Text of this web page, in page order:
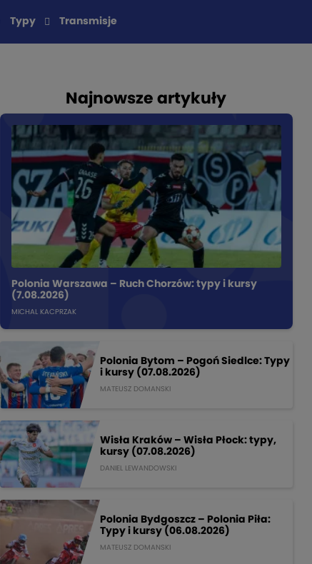
Typy Transmisje
Najnowsze artykuły
Polonia Warszawa – Ruch Chorzów: typy i kursy
(7.08.2026)
MICHAL KACPRZAK
Polonia Bytom – Pogoń Siedlce: Typy
i kursy (07.08.2026)
MATEUSZ DOMANSKI
Wisła Kraków – Wisła Płock: typy,
kursy (07.08.2026)
DANIEL LEWANDOWSKI
Polonia Bydgoszcz – Polonia Piła:
Typy i kursy (06.08.2026)
MATEUSZ DOMANSKI